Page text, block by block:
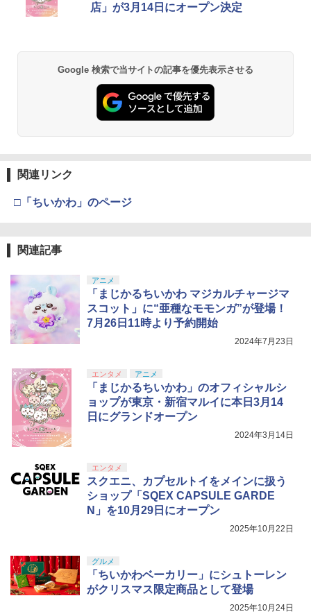
店」が3月14日にオープン決定
Google 検索で当サイトの記事を優先表示させる
関連リンク
□「ちいかわ」のページ
関連記事
アニメ
「まじかるちいかわ マジカルチャージマ
スコット」に“亜種なモモンガ”が登場！
7月26日11時より予約開始
2024年7月23日
エンタメ アニメ
「まじかるちいかわ」のオフィシャルシ
ョップが東京・新宿マルイに本日3月14
日にグランドオープン
2024年3月14日
エンタメ
スクエニ、カプセルトイをメインに扱う
ショップ「SQEX CAPSULE GARDE
N」を10月29日にオープン
2025年10月22日
グルメ
「ちいかわベーカリー」にシュトーレン
がクリスマス限定商品として登場
2025年10月24日